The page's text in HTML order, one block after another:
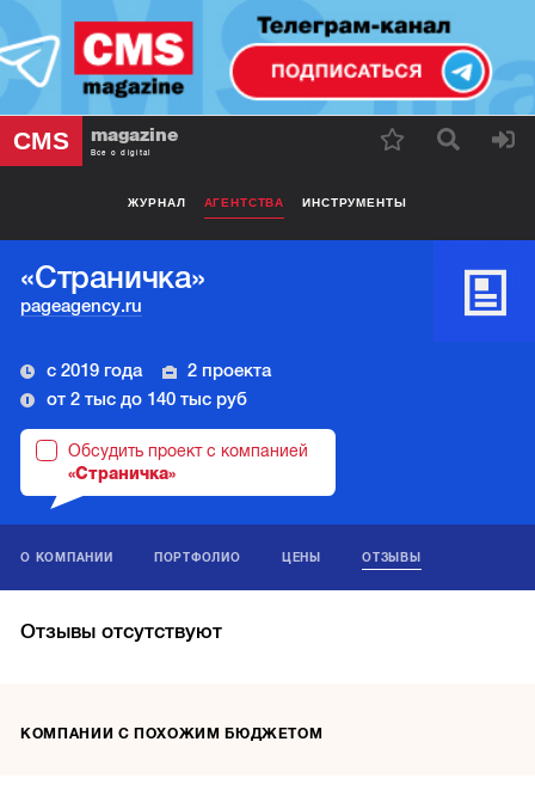
CMS magazine
Все о digital
ЖУРНАЛ АГЕНТСТВА ИНСТРУМЕНТЫ
«Страничка»
pageagency.ru
с 2019 года
2 проекта
от 2 тыс до 140 тыс руб
Обсудить проект с компанией
«Страничка»
О КОМПАНИИ ПОРТФОЛИО ЦЕНЫ ОТЗЫВЫ
Отзывы отсутствуют
КОМПАНИИ С ПОХОЖИМ БЮДЖЕТОМ